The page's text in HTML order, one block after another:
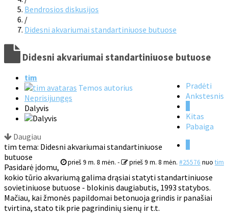
Bendrosios diskusijos
/
Didesni akvariumai standartiniuose butuose
Didesni akvariumai standartiniuose butuose
Pradėti
Ankstesnis
Kitas
Pabaiga
tim
Temos autorius
Neprisijungęs
Dalyvis
Daugiau
prieš 9 m. 8 mėn. - prieš 9 m. 8 mėn. #25576 nuo tim
tim tema: Didesni akvariumai standartiniuose
butuose
Pasidarė įdomu,
kokio tūrio akvariumą galima drąsiai statyti standartiniuose
sovietiniuose butuose - blokinis daugiabutis, 1993 statybos.
Mačiau, kai žmonės papildomai betonuoja grindis ir panašiai
tvirtina, stato tik prie pagrindinių sienų ir t.t.